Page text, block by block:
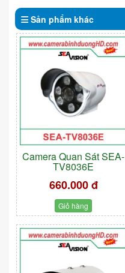
Sản phẩm khác
Camera Quan Sát SEA-
TV8036E
660.000 đ
Giỏ hàng